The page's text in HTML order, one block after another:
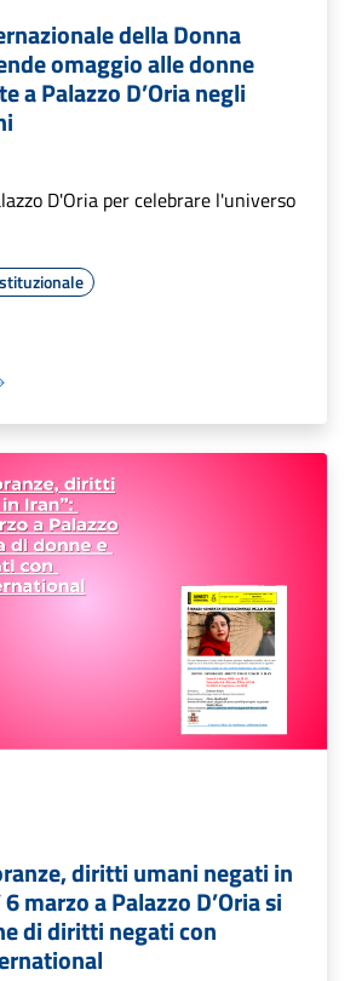
della Donna
omaggio alle donne
a Palazzo D’Oria negli
D'Oria per celebrare l'universo
diritti umani negati in
marzo a Palazzo D’Oria si
di diritti negati con